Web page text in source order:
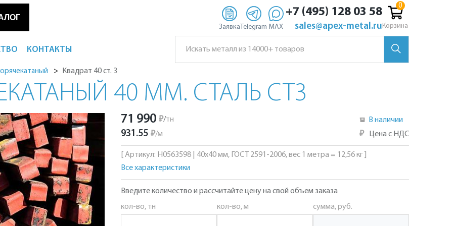
Заявка Telegram MAX
+7 (495) 128 03 58
sales@apex-metal.ru Корзина
КОНТАКТЫ
Квадрат 40 ст. 3
40 ММ. СТАЛЬ СТ3
71 990 ₽/тн
931.55 ₽/м
В наличии
₽
Цена с НДС
[ Артикул: Н0563598 | 40х40 мм, ГОСТ 2591-2006, вес 1 метра = 12,56 кг ]
Все характеристики
Введите количество и рассчитайте цену на свой объем заказа
кол-во, тн
кол-во, м сумма, руб.